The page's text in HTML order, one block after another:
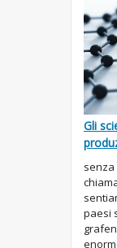
Gli
paesi